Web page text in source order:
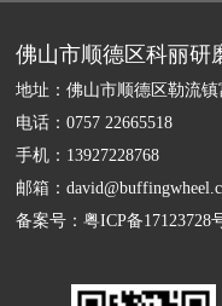
佛山市顺德区科丽研
地址：佛山市顺德区勒流
电话：0757 22665518
手机：13927228768
邮箱：
备案号：粤ICP备17123728